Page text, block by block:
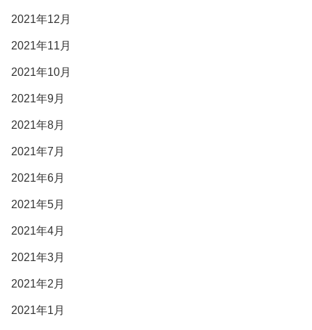
2021年12月
2021年11月
2021年10月
2021年9月
2021年8月
2021年7月
2021年6月
2021年5月
2021年4月
2021年3月
2021年2月
2021年1月